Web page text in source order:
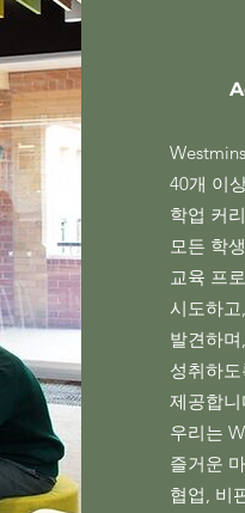
40개 이
학업 커
모든 학
교육 프
시도하
발견하
성취하
제공합니
우리는
즐거운
협업, 비